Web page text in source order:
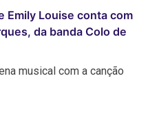
Emily Louise conta com
da banda Colo de
musical com a canção